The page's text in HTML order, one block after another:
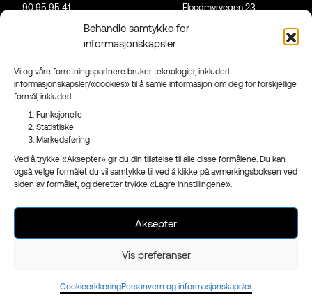
Behandle samtykke for
informasjonskapsler
Vi og våre forretningspartnere bruker teknologier, inkludert
informasjonskapsler/«cookies» til å samle informasjon om deg for forskjellige
formål, inkludert:
Funksjonelle
Statistiske
Markedsføring
Ved å trykke «Aksepter» gir du din tillatelse til alle disse formålene. Du kan
også velge formålet du vil samtykke til ved å klikke på avmerkingsboksen ved
siden av formålet, og deretter trykke «Lagre innstillingene».
Aksepter
Vis preferanser
CookieerklæringPersonvern og informasjonskapsler
90 95 95 41
Floodmyrvegen 23,
3223 Sandefjord
- en del avReklameservice